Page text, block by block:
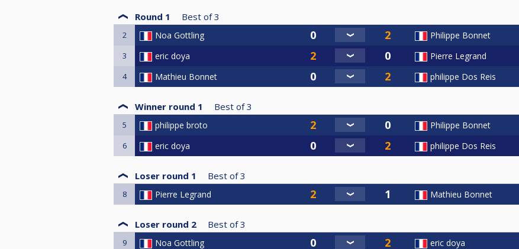
Round 1 Best of 3
2 Noa Gottling Philippe Bonnet
3 eric doya Pierre Legrand
4 Mathieu Bonnet philippe Dos Reis
Winner round 1 Best of 3
5 philippe broto Philippe Bonnet
6 eric doya philippe Dos Reis
Loser round 1 Best of 3
8 Pierre Legrand Mathieu Bonnet
Loser round 2 Best of 3
9 Noa Gottling eric doya